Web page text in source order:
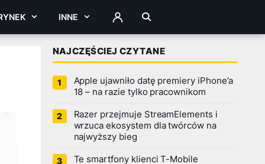
INNE ZALOGUJ
NAJCZĘŚCIEJ CZYTANE
Apple ujawniło datę premiery iPhone’a
18 – na razie tylko pracownikom
Razer przejmuje StreamElements i
wrzuca ekosystem dla twórców na
najwyższy bieg
Te smartfony klienci T-Mobile